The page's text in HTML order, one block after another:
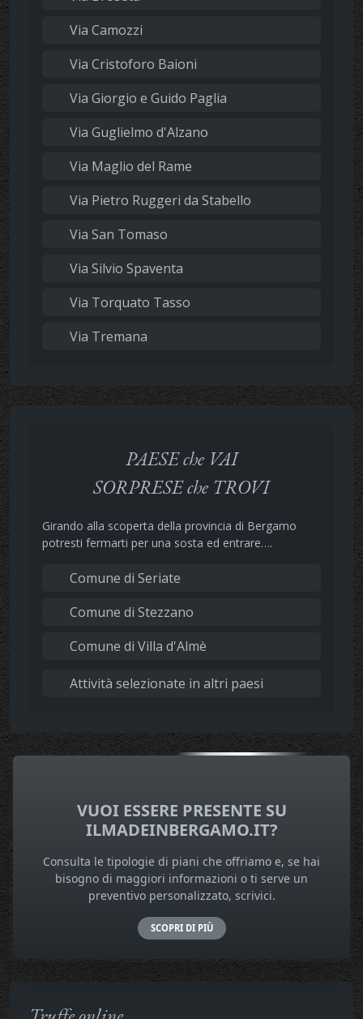
Via Camozzi
Via Cristoforo Baioni
Via Giorgio e Guido Paglia
Via Guglielmo d'Alzano
Via Maglio del Rame
Via Pietro Ruggeri da Stabello
Via San Tomaso
Via Silvio Spaventa
Via Torquato Tasso
Via Tremana
PAESE che VAI
SORPRESE che TROVI
Girando alla scoperta della provincia di Bergamo
potresti fermarti per una sosta ed entrare….
Comune di Seriate
Comune di Stezzano
Comune di Villa d'Almè
Attività selezionate in altri paesi
VUOI ESSERE PRESENTE SU
ILMADEINBERGAMO.IT?
Consulta le tipologie di piani che offriamo e, se hai
bisogno di maggiori informazioni o ti serve un
preventivo personalizzato, scrivici.
SCOPRI DI PIÙ